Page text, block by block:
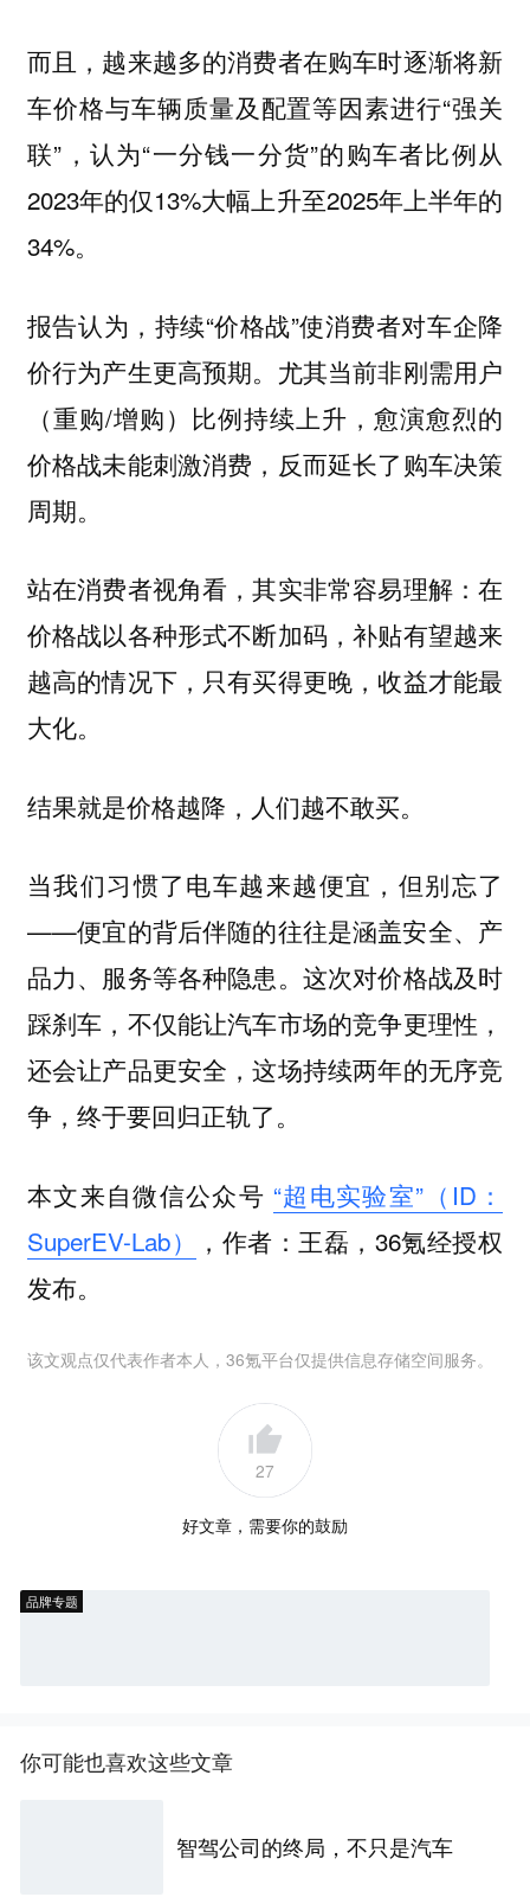
而且，越来越多的消费者在购车时逐渐将新
车价格与车辆质量及配置等因素进行“强关
联”，认为“一分钱一分货”的购车者比例从
2023年的仅13%大幅上升至2025年上半年的
34%。
报告认为，持续“价格战”使消费者对车企降
价行为产生更高预期。尤其当前非刚需用户
（重购/增购）比例持续上升，愈演愈烈的
价格战未能刺激消费，反而延长了购车决策
周期。
站在消费者视角看，其实非常容易理解：在
价格战以各种形式不断加码，补贴有望越来
越高的情况下，只有买得更晚，收益才能最
大化。
结果就是价格越降，人们越不敢买。
当我们习惯了电车越来越便宜，但别忘了
——便宜的背后伴随的往往是涵盖安全、产
品力、服务等各种隐患。这次对价格战及时
踩刹车，不仅能让汽车市场的竞争更理性，
还会让产品更安全，这场持续两年的无序竞
争，终于要回归正轨了。
本文来自微信公众号 “超电实验室”（ID：
SuperEV-Lab）
，作者：王磊，36氪经授权
发布。
该文观点仅代表作者本人，36氪平台仅提供信息存储空间服务。
27
好文章，需要你的鼓励
品牌专题
你可能也喜欢这些文章
智驾公司的终局，不只是汽车